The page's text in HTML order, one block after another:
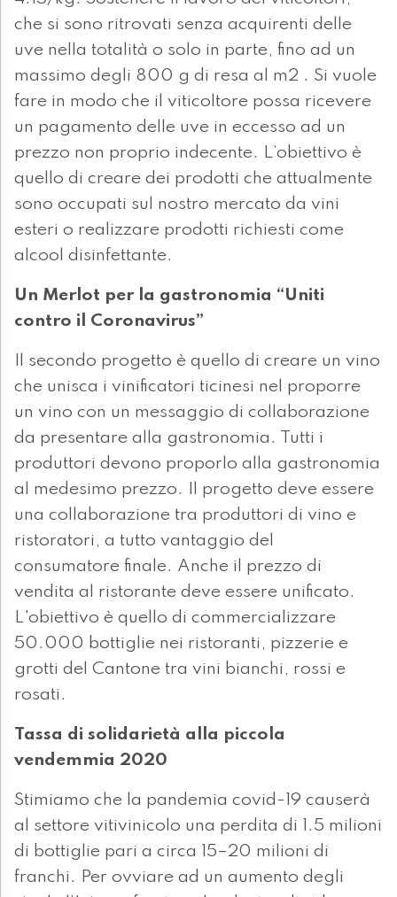
che si sono ritrovati senza acquirenti delle
uve nella totalità o solo in parte, fino ad un
massimo degli 800 g di resa al m2 . Si vuole
fare in modo che il viticoltore possa ricevere
un pagamento delle uve in eccesso ad un
prezzo non proprio indecente. L’obiettivo è
quello di creare dei prodotti che attualmente
sono occupati sul nostro mercato da vini
esteri o realizzare prodotti richiesti come
alcool disinfettante.
Un Merlot per la gastronomia “Uniti
contro il Coronavirus”
Il secondo progetto è quello di creare un vino
che unisca i vinificatori ticinesi nel proporre
un vino con un messaggio di collaborazione
da presentare alla gastronomia. Tutti i
produttori devono proporlo alla gastronomia
al medesimo prezzo. Il progetto deve essere
una collaborazione tra produttori di vino e
ristoratori, a tutto vantaggio del
consumatore finale. Anche il prezzo di
vendita al ristorante deve essere unificato.
L'obiettivo è quello di commercializzare
50.000 bottiglie nei ristoranti, pizzerie e
grotti del Cantone tra vini bianchi, rossi e
rosati.
Tassa di solidarietà alla piccola
vendemmia 2020
Stimiamo che la pandemia covid-19 causerà
al settore vitivinicolo una perdita di 1.5 milioni
di bottiglie pari a circa 15–20 milioni di
franchi. Per ovviare ad un aumento degli